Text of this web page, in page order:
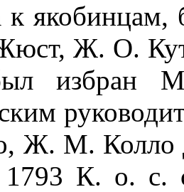
к
Ж. О.
избран М.
Ж. М. Колло
К. о. с.